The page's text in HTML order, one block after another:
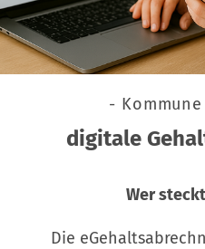
-
digitale
Wer
Die